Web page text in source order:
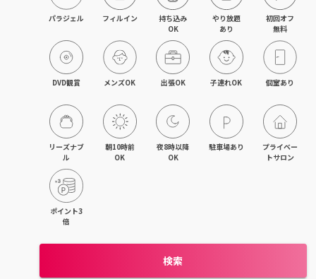
武蔵小杉・日吉・綱島
相模大野・小田急相模原
東林間・中央林間・南林間
大和・さがみ野・二俣川
上大岡・金沢文庫・港南台
パラジェル フィルイン
持ち込み
OK
やり放題
あり
初回オフ
無料
DVD観賞 メンズOK 出張OK 子連れOK 個室あり
リーズナブ
ル
朝10時前
OK
夜8時以降
OK
駐車場あり
プライベー
トサロン
ポイント3
倍
検索